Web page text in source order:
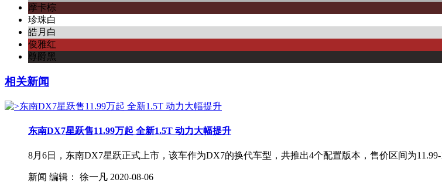
摩卡棕
珍珠白
皓月白
俊雅红
尊爵黑
相关新闻
东南DX7星跃售11.99万起 全新1.5T 动力大幅提升
8月6日，东南DX7星跃正式上市，该车作为DX7的换代车型，共推出4个配置版本，售价区间为
新闻 编辑： 徐一凡 2020-08-06